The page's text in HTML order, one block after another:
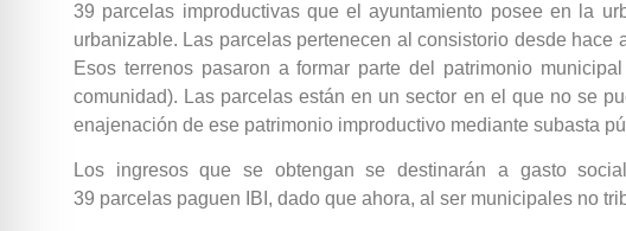
39 parcelas improductivas que el ayuntamiento posee en la
urbanizable. Las parcelas pertenecen al consistorio desde
Esos terrenos pasaron a formar parte del patrimonio
comunidad). Las parcelas están en un sector en el que no se
enajenación de ese patrimonio improductivo mediante subasta
Los ingresos que se obtengan se destinarán a gasto
39 parcelas paguen IBI, dado que ahora, al ser municipales no